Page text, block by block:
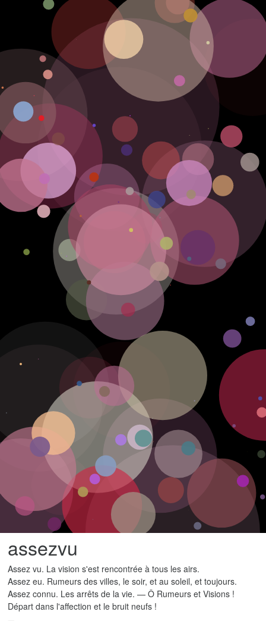
assezvu
Assez vu. La vision s'est rencontrée à tous les airs.
Assez eu. Rumeurs des villes, le soir, et au soleil, et toujours.
Assez connu. Les arrêts de la vie. — Ô Rumeurs et Visions !
Départ dans l'affection et le bruit neufs !